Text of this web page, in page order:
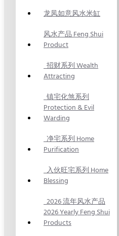
龙凤如意风水米缸
风水产品 Feng Shui
Product
招财系列 Wealth
Attracting
镇宅化煞系列
Protection & Evil
Warding
净宅系列 Home
Purification
入伙旺宅系列 Home
Blessing
2026 流年风水产品
2026 Yearly Feng Shui
Products